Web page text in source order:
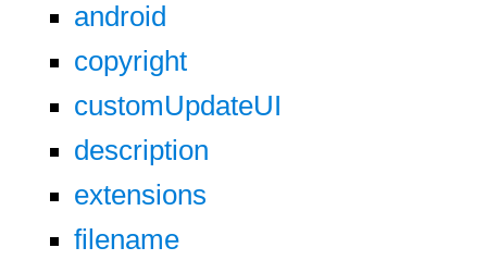
android
copyright
customUpdateUI
description
extensions
filename